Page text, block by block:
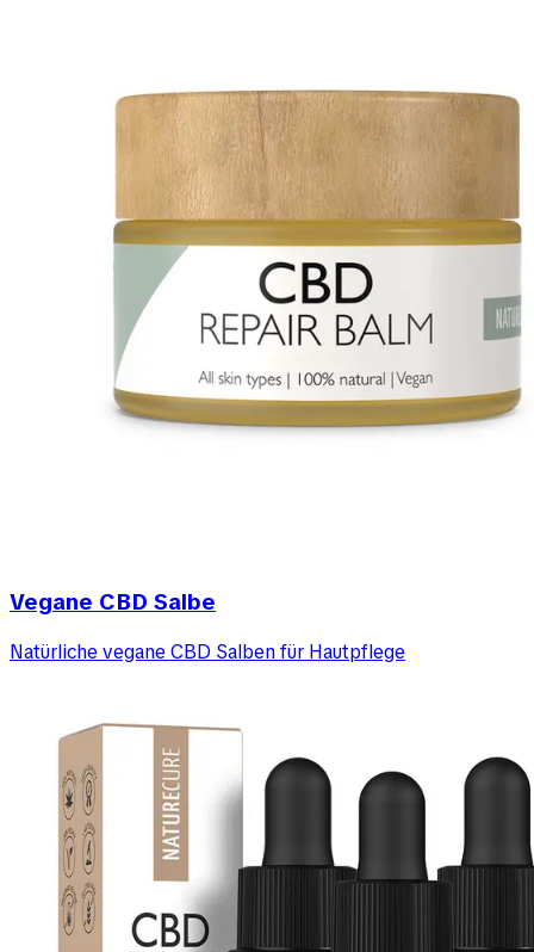
Vegane CBD Salbe
Natürliche vegane CBD Salben für Hautpflege